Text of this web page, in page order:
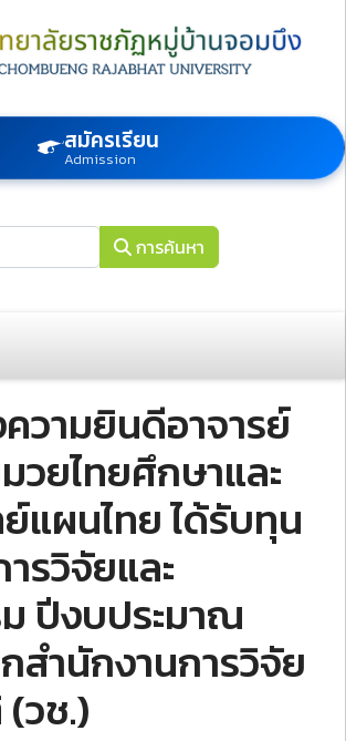
สมัครเรียน
Admission
การค้นหา
วามยินดีอาจารย์
วยไทยศึกษาและ
แผนไทย ได้รับทุน
รวิจัยและ
ปีงบประมาณ
สำนักงานการวิจัย
วช.)